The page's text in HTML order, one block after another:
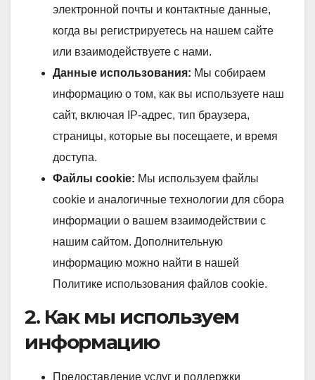
электронной почты и контактные данные,
когда вы регистрируетесь на нашем сайте
или взаимодействуете с нами.
Данные использования: Мы собираем
информацию о том, как вы используете наш
сайт, включая IP-адрес, тип браузера,
страницы, которые вы посещаете, и время
доступа.
Файлы cookie: Мы используем файлы
cookie и аналогичные технологии для сбора
информации о вашем взаимодействии с
нашим сайтом. Дополнительную
информацию можно найти в нашей
Политике использования файлов cookie.
2. Как мы используем
информацию
Предоставление услуг и поддержки